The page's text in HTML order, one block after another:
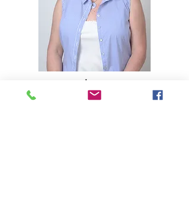
היי, שמי אילה אמיתי
מאמנת אישית לריפוי פנימי